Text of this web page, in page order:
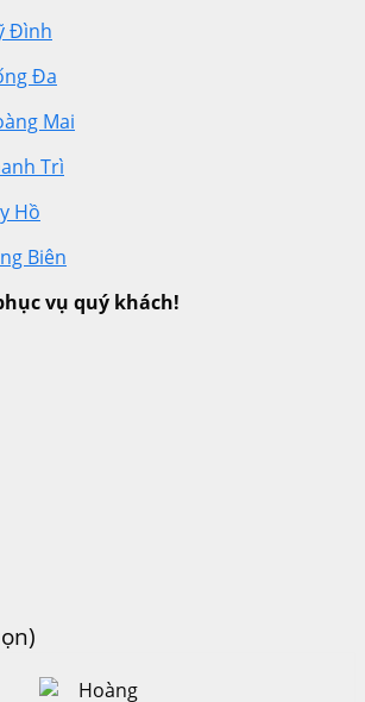
Đình
Đa
Mai
Trì
Hồ
Biên
vụ quý khách!